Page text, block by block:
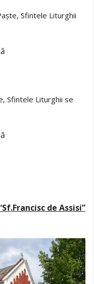
Sfintele Liturghii
Sfintele Liturghii se
de Assisi”